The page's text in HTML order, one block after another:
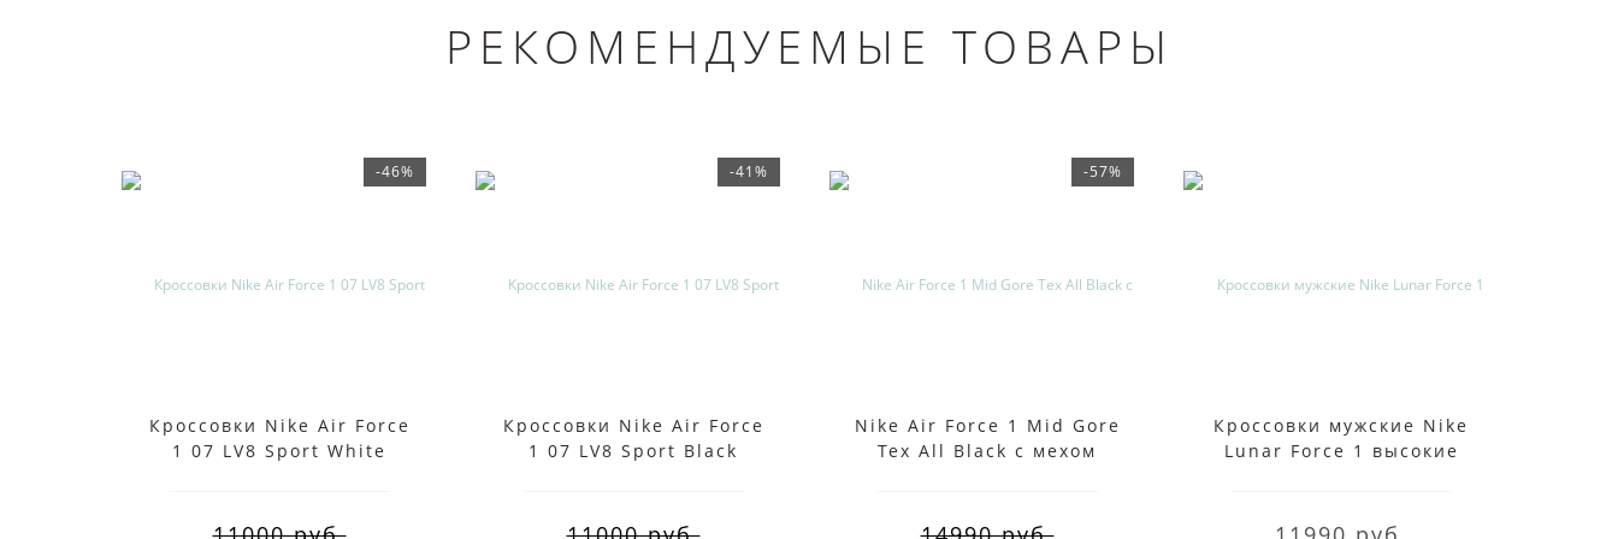
РЕКОМЕНДУЕМЫЕ ТОВАРЫ
-46%
Кроссовки Nike Air Force
1 07 LV8 Sport White
-41%
Кроссовки Nike Air Force
1 07 LV8 Sport Black
-57%
Nike Air Force 1 Mid Gore
Tex All Black с мехом
Кроссовки мужские Nike
Lunar Force 1 высокие